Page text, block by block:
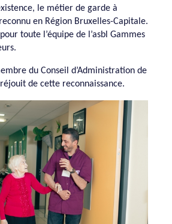
le métier de garde à
en Région Bruxelles-Capitale.
toute l’équipe de l’asbl Gammes
du Conseil d’Administration de
réjouit de cette reconnaissance.